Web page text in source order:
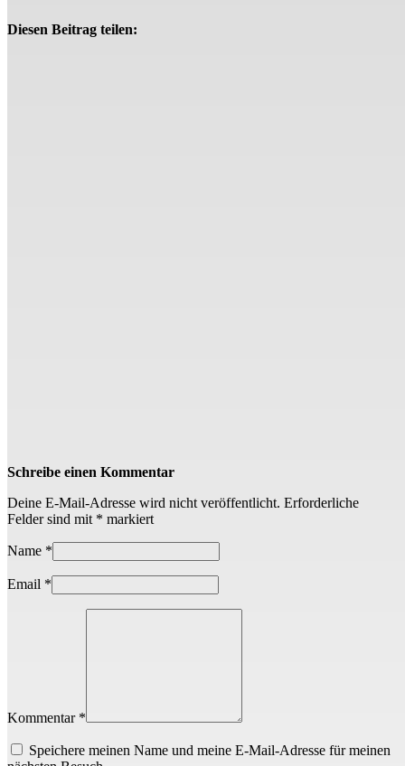
Diesen Beitrag teilen:
Schreibe einen Kommentar
Deine E-Mail-Adresse wird nicht veröffentlicht. Erforderliche
Felder sind mit * markiert
Name *
Email *
Kommentar *
Speichere meinen Name und meine E-Mail-Adresse für meinen